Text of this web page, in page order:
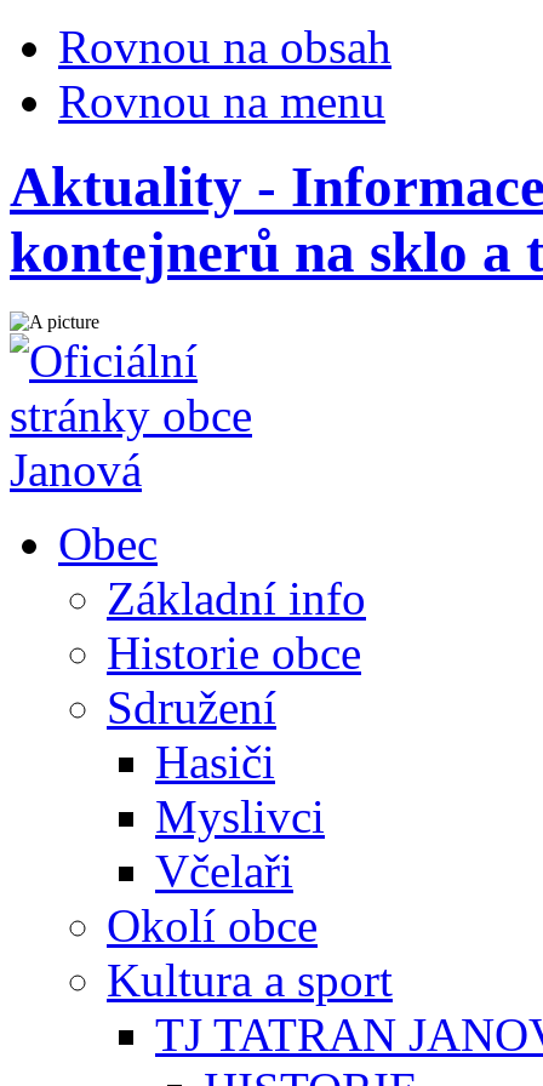
Rovnou na obsah
Rovnou na menu
Aktuality -
kontejnerů na sklo a
Obec
Základní info
Historie obce
Sdružení
Hasiči
Myslivci
Včelaři
Okolí obce
Kultura a sport
TJ TATRAN